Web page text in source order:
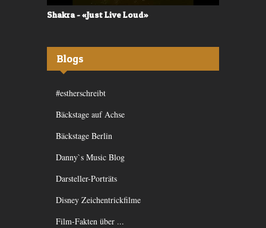
Shakra - «Just Live Loud»
Blogs
#estherschreibt
Bäckstage auf Achse
Bäckstage Berlin
Danny`s Music Blog
Darsteller-Porträts
Disney Zeichentrickfilme
Film-Fakten über ...